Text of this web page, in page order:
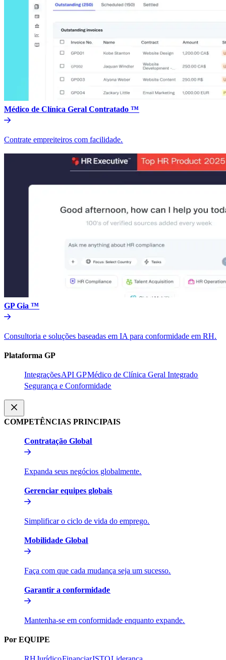
Médico de Clínica Geral Contratado ™​​
Contrate empreiteiros com facilidade.​​
GP Gia ™​​
Consultoria e soluções baseadas em IA para conformidade em RH.​​
Plataforma GP​​
Integrações​​API GP​​Médico de Clínica Geral Integrado​​
Segurança e Conformidade​​
COMPETÊNCIAS PRINCIPAIS​​
Contratação Global​​
Expanda seus negócios globalmente.​​
Gerenciar equipes globais​​
Simplificar o ciclo de vida do emprego.​​
Mobilidade Global​​
Faça com que cada mudança seja um sucesso.​​
Garantir a conformidade​​
Mantenha-se em conformidade enquanto expande.​​
Por EQUIPE​​